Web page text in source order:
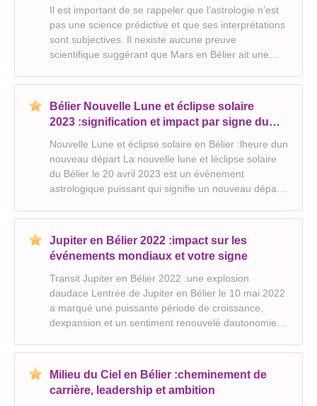
Il est important de se rappeler que l’astrologie n’est
pas une science prédictive et que ses interprétations
sont subjectives. Il nexiste aucune preuve
scientifique suggérant que Mars en Bélier ait une
coronavirus. Bien que lastrologie puisse être une
façon
Bélier Nouvelle Lune et éclipse solaire
2023 :signification et impact par signe du
Nouvelle Lune et éclipse solaire en Bélier :lheure dun
nouveau départ La nouvelle lune et léclipse solaire
du Bélier le 20 avril 2023 est un événement
astrologique puissant qui signifie un nouveau départ
période d’énergie et d’intensité accrues, pleine
Jupiter en Bélier 2022 :impact sur les
événements mondiaux et votre signe
Transit Jupiter en Bélier 2022 :une explosion
daudace Lentrée de Jupiter en Bélier le 10 mai 2022
a marqué une puissante période de croissance,
dexpansion et un sentiment renouvelé dautonomie.
mondiale : * Individualisme et action : Le monde a
été
Milieu du Ciel en Bélier :cheminement de
carrière, leadership et ambition